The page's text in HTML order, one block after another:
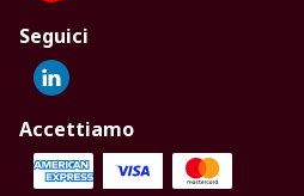
Seguici
Accettiamo